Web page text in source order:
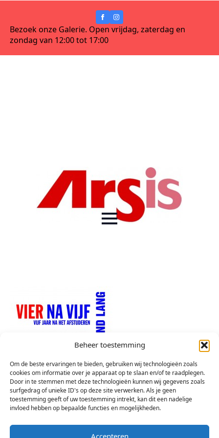
Beheer toestemming
Om de beste ervaringen te bieden, gebruiken wij technologieën zoals
cookies om informatie over je apparaat op te slaan en/of te raadplegen.
Door in te stemmen met deze technologieën kunnen wij gegevens zoals
surfgedrag of unieke ID's op deze site verwerken. Als je geen
toestemming geeft of uw toestemming intrekt, kan dit een nadelige
invloed hebben op bepaalde functies en mogelijkheden.
Accepteren
Bezoek onze Galerie. Open vrijdag, zaterdag en
zondag van 12:00 tot 17:00